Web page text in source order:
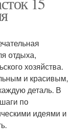
на участке
участок
на участке
отдыха,
хозяйства.
и красивым,
деталь. В
по
идеями и